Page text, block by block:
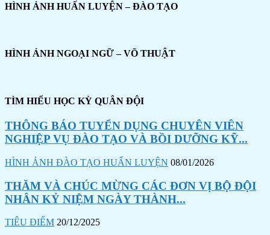
HÌNH ẢNH HUẤN LUYỆN – ĐÀO TẠO
HÌNH ẢNH NGOẠI NGỮ – VÕ THUẬT
TÌM HIỂU HỌC KỲ QUÂN ĐỘI
THÔNG BÁO TUYỂN DỤNG CHUYÊN VIÊN
NGHIỆP VỤ ĐÀO TẠO VÀ BỒI DƯỠNG KỸ...
HÌNH ẢNH ĐÀO TẠO HUẤN LUYỆN 08/01/2026
THĂM VÀ CHÚC MỪNG CÁC ĐƠN VỊ BỘ ĐỘI
NHÂN KỶ NIỆM NGÀY THÀNH...
TIÊU ĐIỂM 20/12/2025